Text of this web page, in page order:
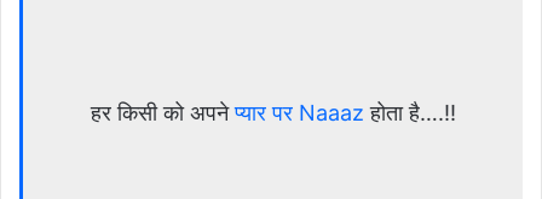
हर किसी को अपनेप्यार पर Naaaz होता है….!!